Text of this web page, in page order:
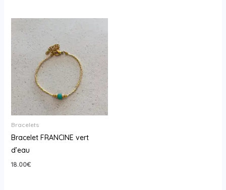
Bracelets
Bracelet FRANCINE vert
d’eau
18.00€